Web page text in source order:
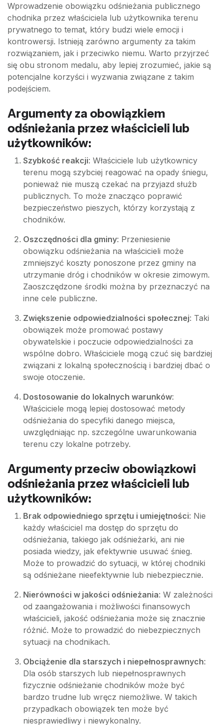
Wprowadzenie obowiązku odśnieżania publicznego
chodnika przez właściciela lub użytkownika terenu
prywatnego to temat, który budzi wiele emocji i
kontrowersji. Istnieją zarówno argumenty za takim
rozwiązaniem, jak i przeciwko niemu. Warto przyjrzeć
się obu stronom medalu, aby lepiej zrozumieć, jakie są
potencjalne korzyści i wyzwania związane z takim
podejściem.
Argumenty za obowiązkiem
odśnieżania przez właścicieli lub
użytkowników:
Szybkość reakcji: Właściciele lub użytkownicy
terenu mogą szybciej reagować na opady śniegu,
ponieważ nie muszą czekać na przyjazd służb
publicznych. To może znacząco poprawić
bezpieczeństwo pieszych, którzy korzystają z
chodników.
Oszczędności dla gminy: Przeniesienie
obowiązku odśnieżania na właścicieli może
zmniejszyć koszty ponoszone przez gminy na
utrzymanie dróg i chodników w okresie zimowym.
Zaoszczędzone środki można by przeznaczyć na
inne cele publiczne.
Zwiększenie odpowiedzialności społecznej: Taki
obowiązek może promować postawy
obywatelskie i poczucie odpowiedzialności za
wspólne dobro. Właściciele mogą czuć się bardziej
związani z lokalną społecznością i bardziej dbać o
swoje otoczenie.
Dostosowanie do lokalnych warunków:
Właściciele mogą lepiej dostosować metody
odśnieżania do specyfiki danego miejsca,
uwzględniając np. szczególne uwarunkowania
terenu czy lokalne potrzeby.
Argumenty przeciw obowiązkowi
odśnieżania przez właścicieli lub
użytkowników:
Brak odpowiedniego sprzętu i umiejętności: Nie
każdy właściciel ma dostęp do sprzętu do
odśnieżania, takiego jak odśnieżarki, ani nie
posiada wiedzy, jak efektywnie usuwać śnieg.
Może to prowadzić do sytuacji, w której chodniki
są odśnieżane nieefektywnie lub niebezpiecznie.
Nierówności w jakości odśnieżania: W zależności
od zaangażowania i możliwości finansowych
właścicieli, jakość odśnieżania może się znacznie
różnić. Może to prowadzić do niebezpiecznych
sytuacji na chodnikach.
Obciążenie dla starszych i niepełnosprawnych:
Dla osób starszych lub niepełnosprawnych
fizycznie odśnieżanie chodników może być
bardzo trudne lub wręcz niemożliwe. W takich
przypadkach obowiązek ten może być
niesprawiedliwy i niewykonalny.